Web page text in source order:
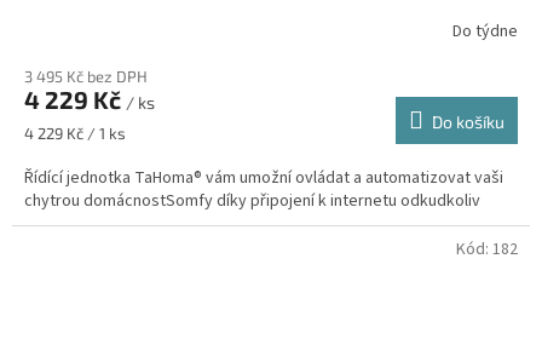
Do týdne
3 495 Kč bez DPH
4 229 Kč / ks
Měrná
4 229 Kč / 1 ks
Do košíku
Řídící jednotka TaHoma® vám umožní ovládat a automatizovat vaši
chytrou domácnostSomfy díky připojení k internetu odkudkoliv
Kód: 182